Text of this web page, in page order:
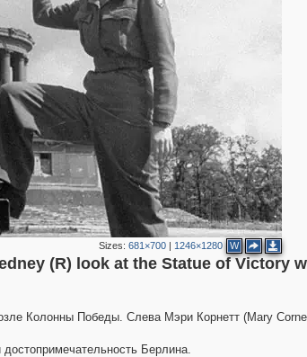
Sizes:681×700 | 1246×1280 W
(R) look at the Statue of Victory
Колонны Победы. Слева Мэри Корнетт (Mary
Берлина.